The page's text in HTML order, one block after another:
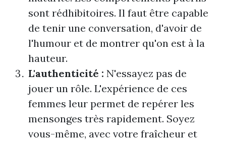
sont rédhibitoires. Il faut être capable
de tenir une conversation, d'avoir de
l'humour et de montrer qu'on est à la
hauteur.
L'authenticité : N'essayez pas de
jouer un rôle. L'expérience de ces
femmes leur permet de repérer les
mensonges très rapidement. Soyez
vous-même, avec votre fraîcheur et